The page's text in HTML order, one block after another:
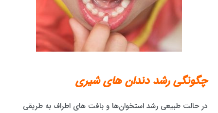
چگونگی رشد دندان های شیری
در حالت طبیعی رشد استخوان‌ها و بافت های اطراف به طریقی